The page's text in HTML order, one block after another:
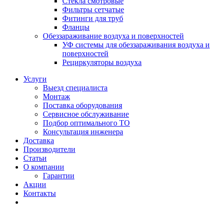
Фильтры сетчатые
Фитинги для труб
Фланцы
Обеззараживание воздуха и поверхностей
УФ системы для обеззараживания воздуха и
поверхностей
Рециркуляторы воздуха
Услуги
Выезд специалиста
Монтаж
Поставка оборудования
Сервисное обслуживание
Подбор оптимального ТО
Консультация инженера
Доставка
Производители
Статьи
О компании
Гарантии
Акции
Контакты